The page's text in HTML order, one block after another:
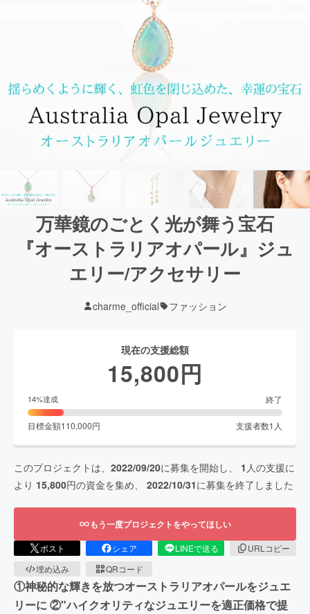
万華鏡のごとく光が舞う宝石
『オーストラリアオパール』ジュ
エリー/アクセサリー
charme_official ファッション
現在の支援総額
15,800円
14%達成 終了
目標金額110,000円 支援者数1 人
このプロジェクトは、 2022/09/20に募集を開始し、 1 人の支援に
より 15,800円の資金を集め、 2022/10/31に募集を終了しました
もう一度プロジェクトをやってほしい
ポスト シェア LINEで送る
URLコピー
埋め込み
QRコード
①神秘的な輝きを放つオーストラリアオパールをジュエ
リーに ②"ハイクオリティなジュエリーを適正価格で提